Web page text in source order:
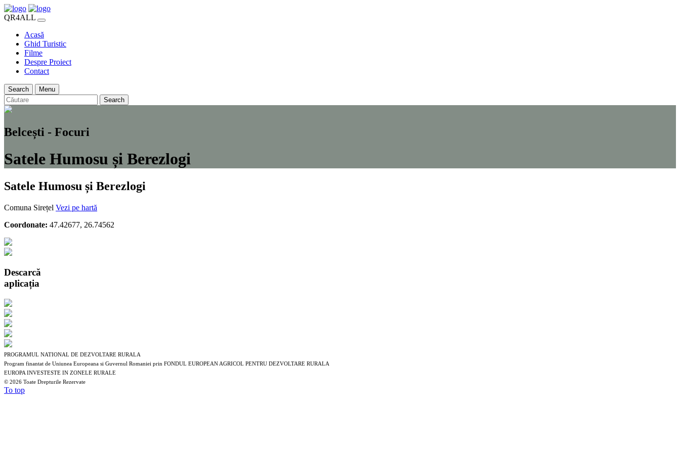
QR4ALL
Acasă
Ghid Turistic
Filme
Despre Proiect
Contact
Search
Menu
Search
Belcești - Focuri
Satele Humosu și Berezlogi
Satele Humosu și Berezlogi
Comuna Sirețel Vezi pe hartă
Coordonate: 47.42677, 26.74562
Descarcă
aplicația
PROGRAMUL NATIONAL DE DEZVOLTARE RURALA
Program finantat de Uniunea Europeana si Guvernul Romaniei prin FONDUL EUROPEAN AGRICOL PENTRU DEZVOLTARE RURALA
EUROPA INVESTESTE IN ZONELE RURALE
© 2026 Toate Drepturile Rezervate
To top